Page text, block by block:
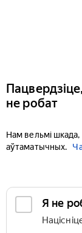
не робат
Нам вельмі
аўтаматычных.
Я не